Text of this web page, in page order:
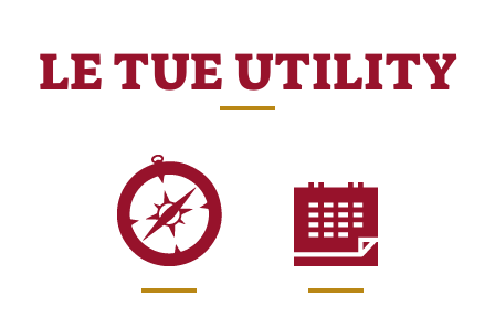
LE TUE UTILITY